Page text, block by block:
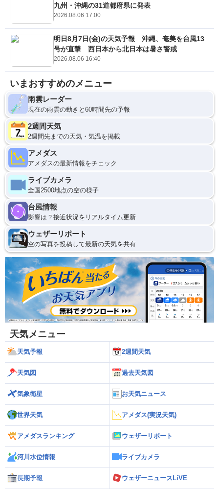
九州・沖縄の31道都府県に発表
2026.08.06 17:00
明日8月7日(金)の天気予報 沖縄、奄美を台風13
号が直撃 西日本から北日本は暑さ警戒
2026.08.06 16:40
いまおすすめのメニュー
雨雲レーダー
現在の雨雲の動きと60時間先の予報
2週間天気
2週間先までの天気・気温を掲載
アメダス
アメダスの最新情報をチェック
ライブカメラ
全国2500地点の空の様子
台風情報
影響は？接近状況をリアルタイム更新
ウェザーリポート
空の写真を投稿して最新の天気を共有
天気メニュー
天気予報 2週間天気
天気図 過去天気図
気象衛星 お天気ニュース
世界天気 アメダス(実況天気)
アメダスランキング ウェザーリポート
河川水位情報 ライブカメラ
長期予報 ウェザーニュースLiVE